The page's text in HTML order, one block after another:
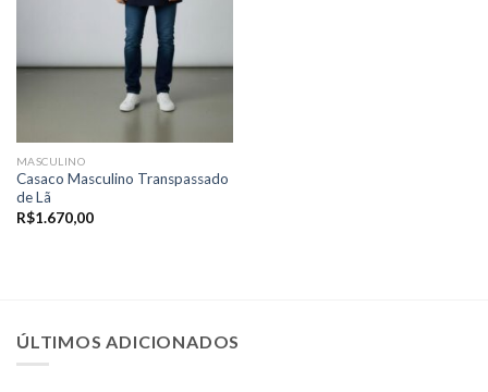
MASCULINO
Casaco Masculino Transpassado
de Lã
R$1.670,00
ÚLTIMOS ADICIONADOS